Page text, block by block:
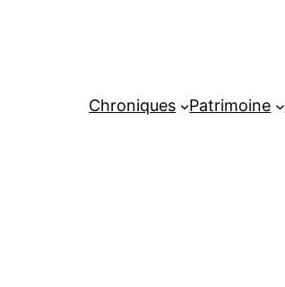
Chroniques Patrimoine